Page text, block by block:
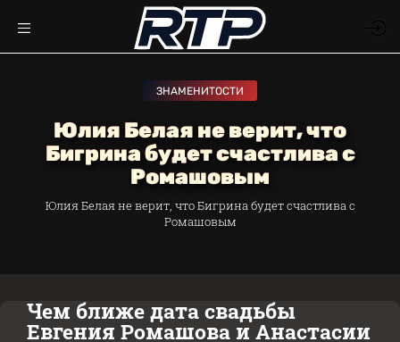
ЗНАМЕНИТОСТИ
Юлия Белая не верит, что
Бигрина будет счастлива с
Ромашовым
Юлия Белая не верит, что Бигрина будет счастлива с
Ромашовым
Чем ближе дата свадьбы
Евгения Ромашова и Анастасии